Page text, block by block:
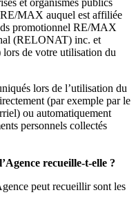
MAX auquel est affiliée
promotionnel RE/MAX
(RELONAT) inc. et
de votre utilisation du
lors de l’utilisation du
(par exemple par le
ou automatiquement
personnels collectés
recueille-t-elle ?
peut recueillir sont les